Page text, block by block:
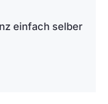
einfach selber